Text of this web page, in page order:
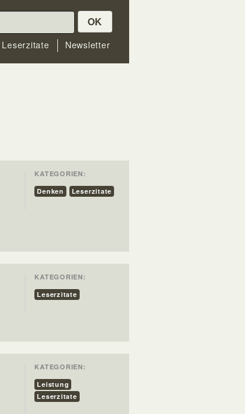
OK
Leserzitate Newsletter
KATEGORIEN:
Denken
Leserzitate
KATEGORIEN:
Leserzitate
KATEGORIEN:
Leistung
Leserzitate